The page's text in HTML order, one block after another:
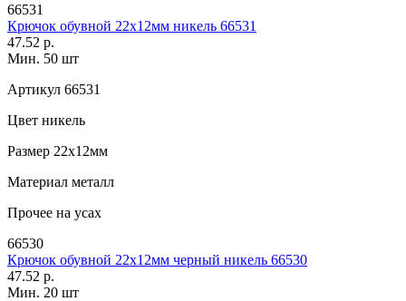
66531
Крючок обувной 22х12мм никель 66531
47.52 р.
Мин. 50 шт
Артикул 66531
Цвет никель
Размер 22х12мм
Материал металл
Прочее на усах
66530
Крючок обувной 22х12мм черный никель 66530
47.52 р.
Мин. 20 шт